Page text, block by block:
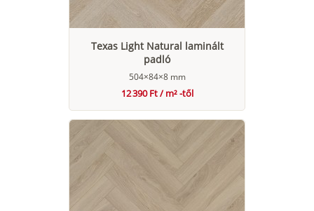
Texas Light Natural laminált
padló
504×84×8 mm
12 390 Ft / m² -től